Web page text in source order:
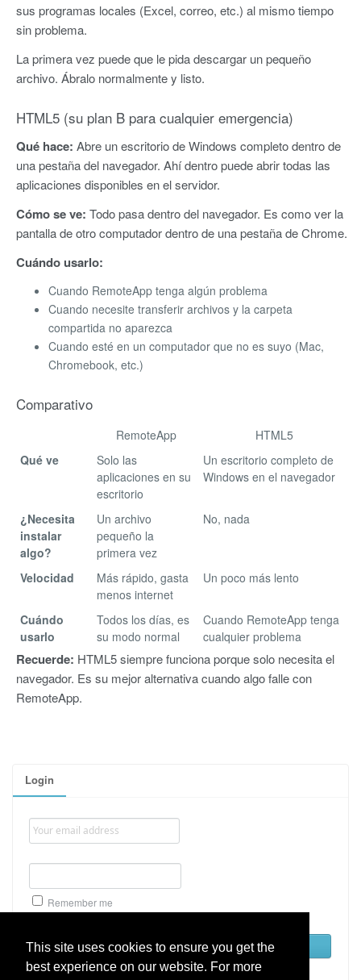
This site uses cookies to ensure you get the
best experience on our website. For more
Login
Remember me
Lost password
sus programas locales (Excel, correo, etc.) al mismo tiempo
sin problema.
La primera vez puede que le pida descargar un pequeño
archivo. Ábralo normalmente y listo.
HTML5 (su plan B para cualquier emergencia)
Qué hace: Abre un escritorio de Windows completo dentro de
una pestaña del navegador. Ahí dentro puede abrir todas las
aplicaciones disponibles en el servidor.
Cómo se ve: Todo pasa dentro del navegador. Es como ver la
pantalla de otro computador dentro de una pestaña de Chrome.
Cuándo usarlo:
Cuando RemoteApp tenga algún problema
Cuando necesite transferir archivos y la carpeta
compartida no aparezca
Cuando esté en un computador que no es suyo (Mac,
Chromebook, etc.)
Comparativo
RemoteApp
HTML5
Qué ve
Solo las
aplicaciones en su
escritorio
Un escritorio completo de
Windows en el navegador
¿Necesita
instalar
algo?
Un archivo
pequeño la
primera vez
No, nada
Velocidad
Más rápido, gasta
menos internet
Un poco más lento
Cuándo
usarlo
Todos los días, es
su modo normal
Cuando RemoteApp tenga
cualquier problema
Recuerde: HTML5 siempre funciona porque solo necesita el
navegador. Es su mejor alternativa cuando algo falle con
RemoteApp.